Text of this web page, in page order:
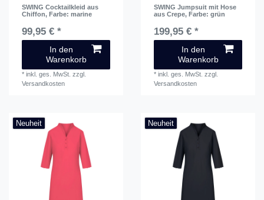
SWING Cocktailkleid aus
Chiffon, Farbe: marine
99,95 € *
In den
Warenkorb
*inkl. ges. MwSt. zzgl.
Versandkosten
SWING Jumpsuit mit Hose
aus Crepe, Farbe: grün
199,95 € *
In den
Warenkorb
*inkl. ges. MwSt. zzgl.
Versandkosten
Neuheit Neuheit